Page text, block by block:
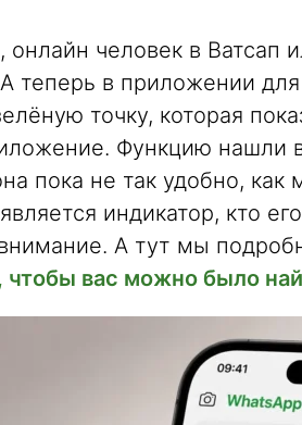
онлайн человек в
теперь в приложении
точку, которая
Функцию нашли
пока не так удобно, как
индикатор, кто
А тут мы
чтобы вас можно было